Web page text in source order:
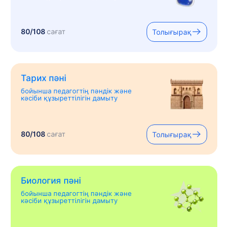
80/108сағат Толығырақ
Тарих пәні
бойынша педагогтің пәндік және
кәсіби құзыреттілігін дамыту
80/108сағат Толығырақ
Биология пәні
бойынша педагогтің пәндік және
кәсіби құзыреттілігін дамыту